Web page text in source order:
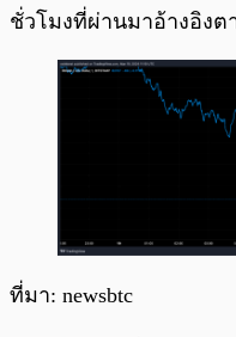
ชั่วโมงที่ผ่านมาอ้างอิงต
ที่มา: newsbtc